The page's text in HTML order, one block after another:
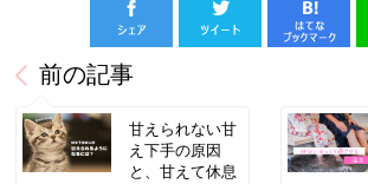
前の記事
甘えられない甘
え下手の原因
と、甘えて休息